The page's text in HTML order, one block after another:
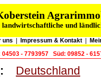
und
uns Impressum & Kontakt
04503 - 7793957 Süd: 09852 -
: Deutschland